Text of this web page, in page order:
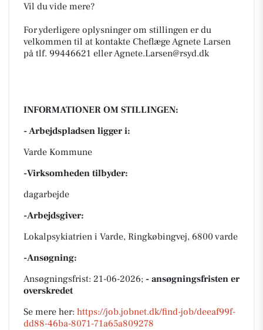
Vil du vide mere?
For yderligere oplysninger om stillingen er du
velkommen til at kontakte Cheflæge Agnete Larsen
på tlf. 99446621 eller Agnete.Larsen@rsyd.dk
INFORMATIONER OM STILLINGEN:
- Arbejdspladsen ligger i:
Varde Kommune
-Virksomheden tilbyder:
dagarbejde
-Arbejdsgiver:
Lokalpsykiatrien i Varde, Ringkøbingvej, 6800 varde
-Ansøgning:
Ansøgningsfrist: 21-06-2026; - ansøgningsfristen er
overskredet
Se mere her: https://job.jobnet.dk/find-job/deeaf99f-
dd88-46ba-8071-71a65a809278